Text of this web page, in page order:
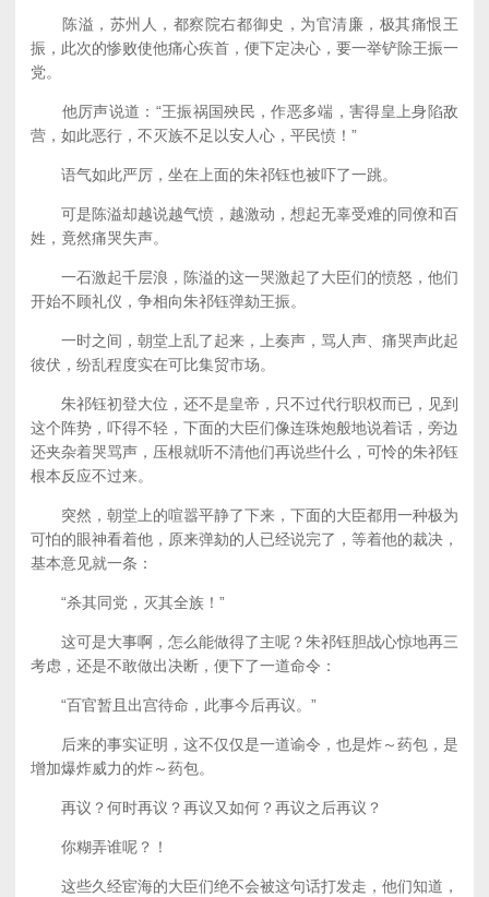
陈溢，苏州人，都察院右都御史，为官清廉，极其痛恨王
振，此次的惨败使他痛心疾首，便下定决心，要一举铲除王振一
党。
他厉声说道：“王振祸国殃民，作恶多端，害得皇上身陷敌
营，如此恶行，不灭族不足以安人心，平民愤！”
语气如此严厉，坐在上面的朱祁钰也被吓了一跳。
可是陈溢却越说越气愤，越激动，想起无辜受难的同僚和百
姓，竟然痛哭失声。
一石激起千层浪，陈溢的这一哭激起了大臣们的愤怒，他们
开始不顾礼仪，争相向朱祁钰弹劾王振。
一时之间，朝堂上乱了起来，上奏声，骂人声、痛哭声此起
彼伏，纷乱程度实在可比集贸市场。
朱祁钰初登大位，还不是皇帝，只不过代行职权而已，见到
这个阵势，吓得不轻，下面的大臣们像连珠炮般地说着话，旁边
还夹杂着哭骂声，压根就听不清他们再说些什么，可怜的朱祁钰
根本反应不过来。
突然，朝堂上的喧嚣平静了下来，下面的大臣都用一种极为
可怕的眼神看着他，原来弹劾的人已经说完了，等着他的裁决，
基本意见就一条：
“杀其同党，灭其全族！”
这可是大事啊，怎么能做得了主呢？朱祁钰胆战心惊地再三
考虑，还是不敢做出决断，便下了一道命令：
“百官暂且出宫待命，此事今后再议。”
后来的事实证明，这不仅仅是一道谕令，也是炸～药包，是
增加爆炸威力的炸～药包。
再议？何时再议？再议又如何？再议之后再议？
你糊弄谁呢？！
这些久经宦海的大臣们绝不会被这句话打发走，他们知道，